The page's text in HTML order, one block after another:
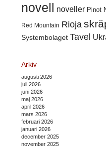
novell noveller Pinot
Red Mountain Rioja
Systembolaget Tavel
Arkiv
augusti 2026
juli 2026
juni 2026
maj 2026
april 2026
mars 2026
februari 2026
januari 2026
december 2025
november 2025